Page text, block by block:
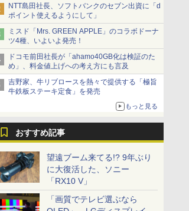
NTT島田社長、ソフトバンクのセブン出資に「d
ポイント使えるようにして」
ミスド「Mrs. GREEN APPLE」のコラボドーナ
ツ4種、いよいよ発売！
ドコモ前田社長が「ahamo40GB化は検証のた
め」、料金値上げへの考え方にも言及
吉野家、牛リブロースを熱々で提供する「極旨
牛鉄板ステーキ定食」を発売
もっと見る
おすすめ記事
望遠ブーム来てる!? 9年ぶり
に大復活した、ソニー
「RX10 V」
「画質でテレビ選ぶなら